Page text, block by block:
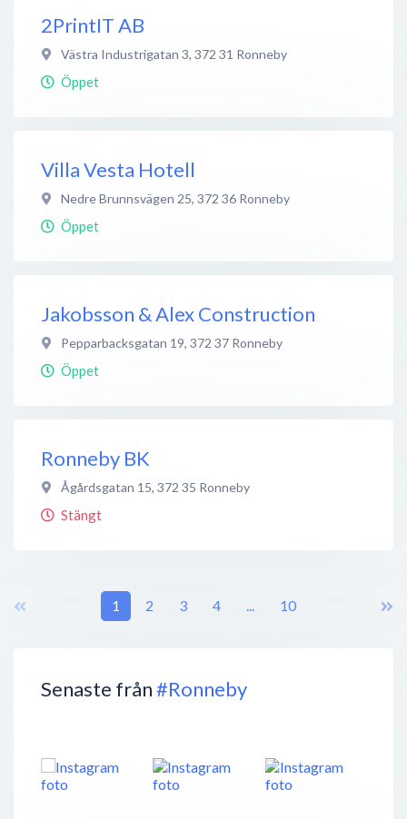
Senaste från#Ronneby
2PrintIT AB
Västra Industrigatan 3, 372 31 Ronneby
Öppet
Villa Vesta Hotell
Nedre Brunnsvägen 25, 372 36 Ronneby
Öppet
Jakobsson & Alex Construction
Pepparbacksgatan 19, 372 37 Ronneby
Öppet
Ronneby BK
Ågårdsgatan 15, 372 35 Ronneby
Stängt
1 2 3 4 ... 10